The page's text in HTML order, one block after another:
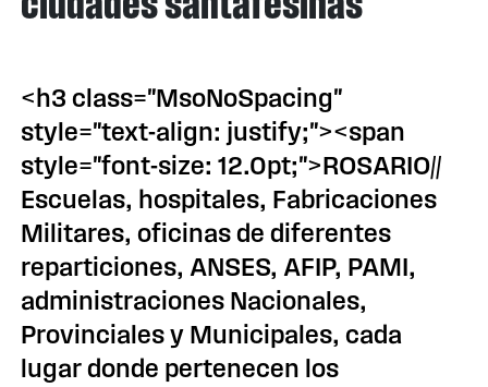
<h3 class="MsoNoSpacing"
style="text-align: justify;"><span
style="font-size: 12.0pt;">ROSARIO//
Escuelas, hospitales, Fabricaciones
Militares, oficinas de diferentes
reparticiones, ANSES, AFIP, PAMI,
administraciones Nacionales,
Provinciales y Municipales, cada
lugar donde pertenecen los